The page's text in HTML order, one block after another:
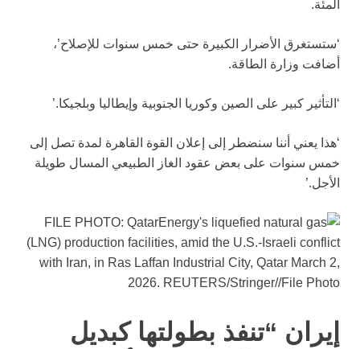
المئة.
‘ستستغرق الأضرار الكبيرة حتى خمس سنوات للإصلاح’،
أضافت وزارة الطاقة.
‘التأثير كبير على الصين وكوريا الجنوبية وإيطاليا وبلجيكا.’
‘هذا يعني أننا سنضطر إلى إعلان القوة القاهرة لمدة تصل إلى
خمس سنوات على بعض عقود الغاز الطبيعي المسال طويلة
الأجل.’
إيران “تنفذ بطولتها كبديل